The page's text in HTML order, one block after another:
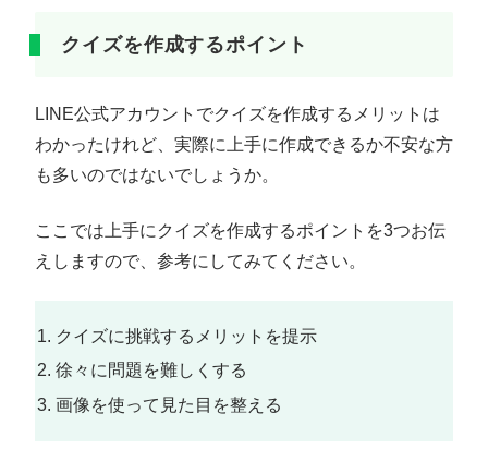
クイズを作成するポイント
LINE公式アカウントでクイズを作成するメリットは
わかったけれど、実際に上手に作成できるか不安な方
も多いのではないでしょうか。
ここでは上手にクイズを作成するポイントを3つお伝
えしますので、参考にしてみてください。
クイズに挑戦するメリットを提示
徐々に問題を難しくする
画像を使って見た目を整える